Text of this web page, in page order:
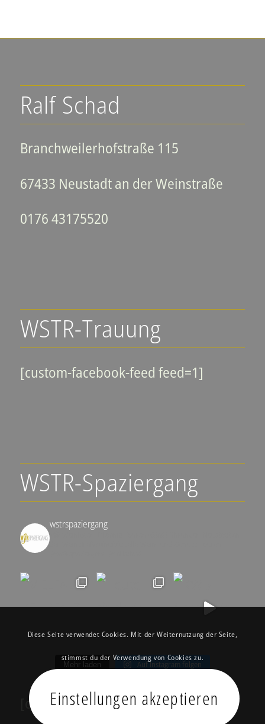
Ralf Schad
Branchweilerhofstraße 115
67433 Neustadt an der Weinstraße
0176 43175520
WSTR-Trauung
[custom-facebook-feed feed=1]
WSTR-Spaziergang
wstrspaziergang
▪️🍇 Weinlagen-Erlebnis-Touren
der Weinstraße
Mehr laden Auf Instagram folgen
[custom-facebook-feed feed=2]
Diese Seite verwendet Cookies. Mit der Weiternutzung der Seite,
stimmst du der Verwendung von Cookies zu.
Einstellungen akzeptieren